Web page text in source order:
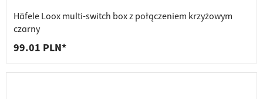
Häfele Loox multi-switch box z połączeniem krzyżowym
czarny
99.01 PLN*